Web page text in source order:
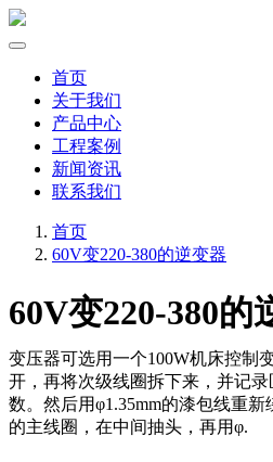
首页
关于我们
产品中心
工程案例
新闻资讯
联系我们
首页
60V变220-380的逆变器
60V变220-380的
变压器可选用一个100W机床控制
开，再将次级线圈拆下来，并记
数。然后用φ1.35mm的漆包线重
的主线圈，在中间抽头，再用φ.